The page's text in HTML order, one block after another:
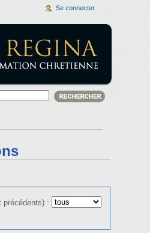
précédents) :
Se connecter